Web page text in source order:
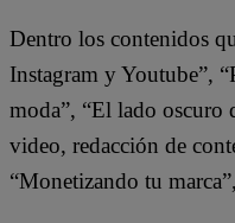
Dentro los contenidos
Instagram y Youtube”,
moda”, “El lado oscuro
video, redacción de
“Monetizando tu